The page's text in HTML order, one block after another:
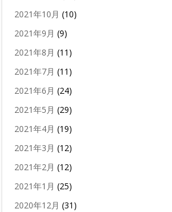
2021年10月 (10)
2021年9月 (9)
2021年8月 (11)
2021年7月 (11)
2021年6月 (24)
2021年5月 (29)
2021年4月 (19)
2021年3月 (12)
2021年2月 (12)
2021年1月 (25)
2020年12月 (31)